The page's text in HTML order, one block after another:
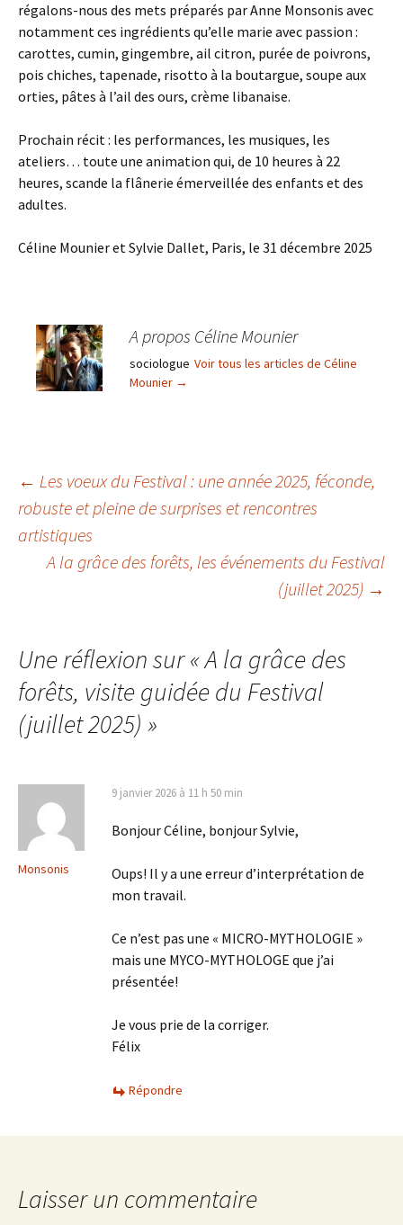
régalons-nous des mets préparés par Anne Monsonis avec
notamment ces ingrédients qu’elle marie avec passion :
carottes, cumin, gingembre, ail citron, purée de poivrons,
pois chiches, tapenade, risotto à la boutargue, soupe aux
orties, pâtes à l’ail des ours, crème libanaise.
Prochain récit : les performances, les musiques, les
ateliers… toute une animation qui, de 10 heures à 22
heures, scande la flânerie émerveillée des enfants et des
adultes.
Céline Mounier et Sylvie Dallet, Paris, le 31 décembre 2025
A propos Céline Mounier
sociologue Voir tous les articles de Céline
Mounier →
Navigation
des
← Les voeux du Festival : une année 2025, féconde,
robuste et pleine de surprises et rencontres
artistiques
A la grâce des forêts, les événements du Festival
(juillet 2025) →
Une réflexion sur «A la grâce des
forêts, visite guidée du Festival
(juillet 2025) »
Monsonis
9 janvier 2026 à 11 h 50 min
Bonjour Céline, bonjour Sylvie,
Oups! Il y a une erreur d’interprétation de
mon travail.
Ce n’est pas une « MICRO-MYTHOLOGIE »
mais une MYCO-MYTHOLOGE que j’ai
présentée!
Je vous prie de la corriger.
Félix
Répondre
Laisser un commentaire